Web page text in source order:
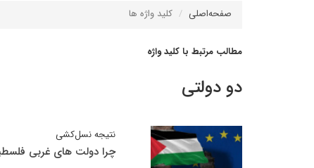
صفحه‌اصلی کلید واژه ها
مطالب مرتبط با کلید واژه
دو دولتی
نتیجه نسل‌کشی
چرا دولت های غربی